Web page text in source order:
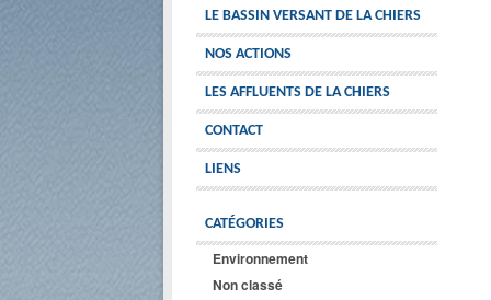
LE BASSIN VERSANT DE LA CHIERS
NOS ACTIONS
LES AFFLUENTS DE LA CHIERS
CONTACT
LIENS
CATÉGORIES
Environnement
Non classé